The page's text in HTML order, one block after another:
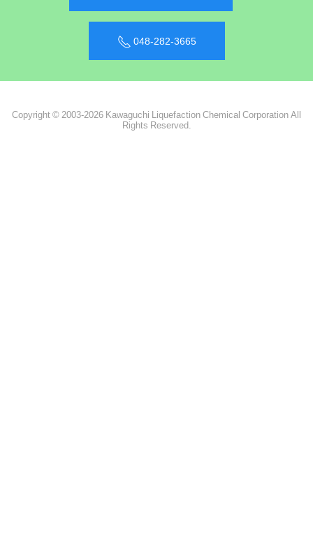
048-282-3665
Copyright © 2003-2026 Kawaguchi Liquefaction Chemical Corporation All
Rights Reserved.